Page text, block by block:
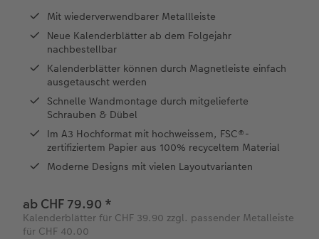
Bestellwege
Kundenbeispiele
Kundengeschichten
Coffeetable Book «Art Collection»
CEWE FOTOBUCH per PDF
Passfotos
Foto auf Holz
Hartschaum
Mehrteiler
Wandgestaltung
Zubehör
Art Prints
Geschenkidee
CEWE Geschenkgutschein
Foto-Leckerlidose
Neuheiten
Zubehör
Filiale finden
für den JGA
Mit wiederverwendbarer Metallleiste
Neue Kalenderblätter ab dem Folgejahr
nachbestellbar
Kalenderblätter können durch Magnetleiste einfach
ausgetauscht werden
Schnelle Wandmontage durch mitgelieferte
Schrauben & Dübel
Im A3 Hochformat mit hochweissem, FSC®-
zertifiziertem Papier aus 100% recyceltem Material
Moderne Designs mit vielen Layoutvarianten
ab CHF 79.90 *
Kalenderblätter für CHF 39.90 zzgl. passender Metalleiste
für CHF 40.00